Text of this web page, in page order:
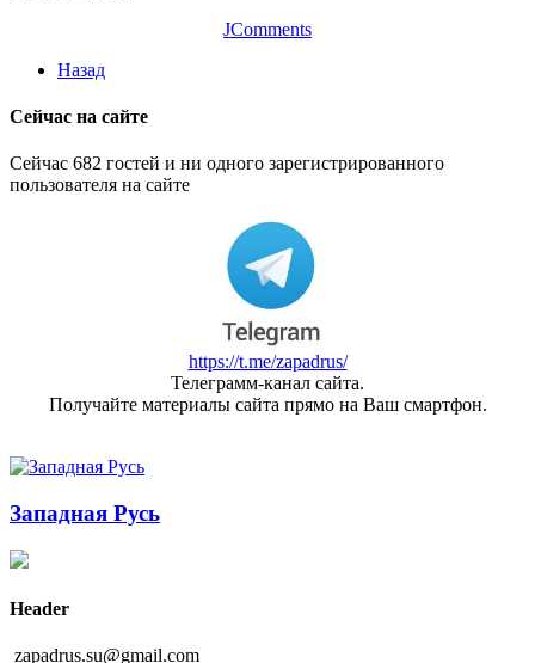
JComments
Назад
Сейчас на сайте
Сейчас 682 гостей и ни одного зарегистрированного
пользователя на сайте
https://t.me/zapadrus/
Телеграмм-канал сайта.
Получайте материалы сайта прямо на Ваш смартфон.
Западная Русь
Header
zapadrus.su@gmail.com